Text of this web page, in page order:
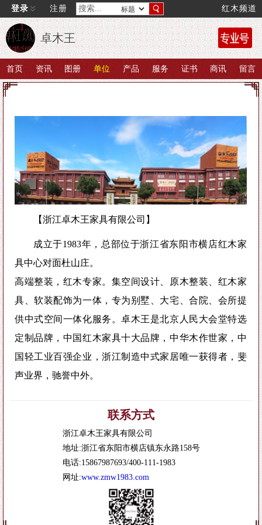
登录 注册 红木频道
卓木王
首页 资讯 图册 单位 产品 服务 证书 商讯 留言
【浙江卓木王家具有限公司】
成立于1983年，总部位于浙江省东阳市横店红木家
具中心对面杜山庄。
高端整装，红木专家。集空间设计、原木整装、红木家
具、软装配饰为一体，专为别墅、大宅、合院、会所提
供中式空间一体化服务。卓木王是北京人民大会堂特选
定制品牌，中国红木家具十大品牌，中华木作世家，中
国轻工业百强企业，浙江制造中式家居唯一获得者，斐
声业界，驰誉中外。
联系方式
浙江卓木王家具有限公司
地址:浙江省东阳市横店镇东永路158号
电话:15867987693/400-111-1983
网址:www.zmw1983.com